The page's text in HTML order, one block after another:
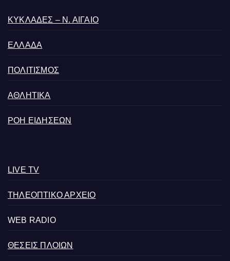
ΚΥΚΛΑΔΕΣ – Ν. ΑΙΓΑΙΟ
ΕΛΛΑΔΑ
ΠΟΛΙΤΙΣΜΟΣ
ΑΘΛΗΤΙΚΑ
ΡΟΗ ΕΙΔΗΣΕΩΝ
LIVE TV
ΤΗΛΕΟΠΤΙΚΟ ΑΡΧΕΙΟ
WEB RADIO
ΘΕΣΕΙΣ ΠΛΟΙΩΝ